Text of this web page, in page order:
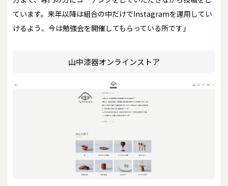
ています。来年以降は組合の中だけでInstagramを運用してい
けるよう、今は勉強会を開催してもらっている所です」
山中漆器オンラインストア